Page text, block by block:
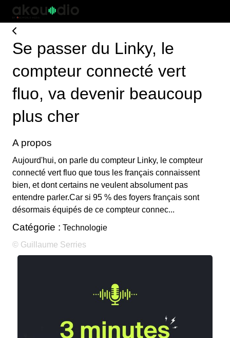
Se passer du Linky, le
compteur connecté vert
fluo, va devenir beaucoup
plus cher
A propos
Aujourd'hui, on parle du compteur Linky, le compteur
connecté vert fluo que tous les français connaissent
bien, et dont certains ne veulent absolument pas
entendre parler.Car si 95 % des foyers français sont
désormais équipés de ce compteur connec...
Catégorie : Technologie
© Guillaume Serries